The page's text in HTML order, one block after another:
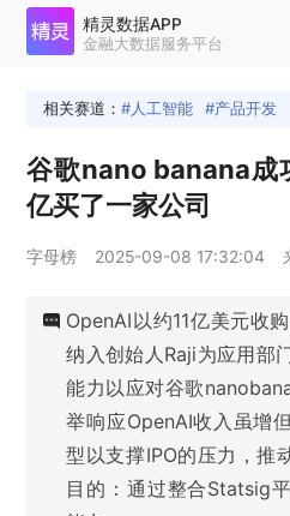
相关赛道： 人工智能 产品开发
谷歌nano banana成
亿买了一家公司
字母榜 2025-09-08 17:32:04
OpenAI以约11亿美元收
纳入创始人Raji为应用部
能力以应对谷歌
举响应OpenAI收入虽增
型以支撑IPO的压力，推
目的：通过整合Statsig
精灵数据APP
金融大数据服务平台